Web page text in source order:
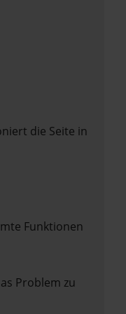
die Seite in
Funktionen
Problem zu